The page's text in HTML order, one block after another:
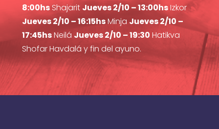
8:00hsShajarit Jueves 2/10 – 13:00hsIzkor
Jueves 2/10 – 16:15hsMinja Jueves 2/10 –
17:45hsNeilá Jueves 2/10 – 19:30 Hatikva
Shofar Havdalá y fin del ayuno.